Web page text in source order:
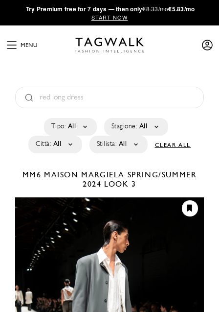
·Try Premium free for 7 days — then only€8.33/mo€5.83/mo
START NOW
MENU
Tipo: All Stagione: All
Città: All Stilista: All CLEAR ALL
MM6 MAISON MARGIELA SPRING/SUMMER
2024 LOOK 3